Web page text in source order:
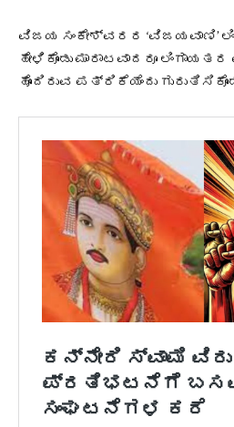
ವಿಜಯ ಸಂಕೇಶ್ವರರ ‘ವಿಜಯವಾಣಿ’
ಹೇಳಿಕೊಂಡು ಮಾರಾಟವಾದರೂ
ಹೊಂದಿರುವ ಪತ್ರಿಕೆಯೆಂದು